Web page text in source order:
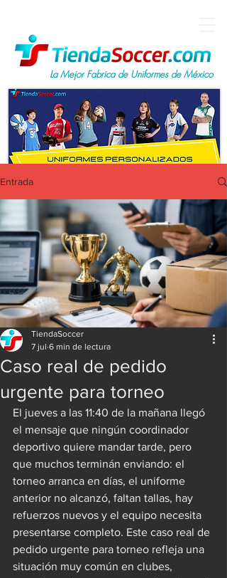
La Mejor Fabrica de Uniformes de México
Entrada
Caso real de pedido
urgente para torneo
TiendaSoccer
7 jul 6 min de lectura
El jueves a las 11:40 de la mañana llegó
el mensaje que ningún coordinador
deportivo quiere mandar tarde, pero
que muchos terminán enviando: el
torneo arranca en días, el uniforme
anterior no alcanzó, faltan tallas, hay
refuerzos nuevos y el equipo necesita
presentarse completo. Este caso real de
pedido urgente para torneo refleja una
situación muy común en clubes,